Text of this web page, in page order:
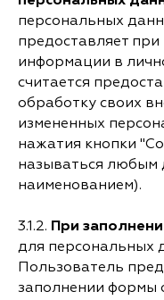
персональных
предоставляет
информации в
считается
обработку своих
измененных
нажатия кнопки
называться любым
наименованием).
3.1.2. При
для персональных
Пользователь
заполнении формы